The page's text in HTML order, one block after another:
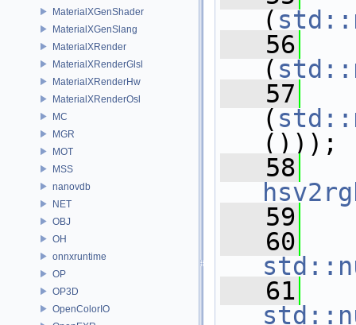
MaterialXGenShader
MaterialXGenSlang
MaterialXRender
MaterialXRenderGlsl
MaterialXRenderHw
MaterialXRenderOsl
MC
MGR
MOT
MSS
nanovdb
NET
OBJ
OH
onnxruntime
OP
OP3D
OpenColorIO
(
   56
(
   57
(
()));
   58
   59
   60
   61